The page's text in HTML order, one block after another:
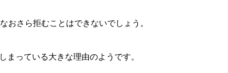
おさら拒むことはできないでしょう。
まっている大きな理由のようです。